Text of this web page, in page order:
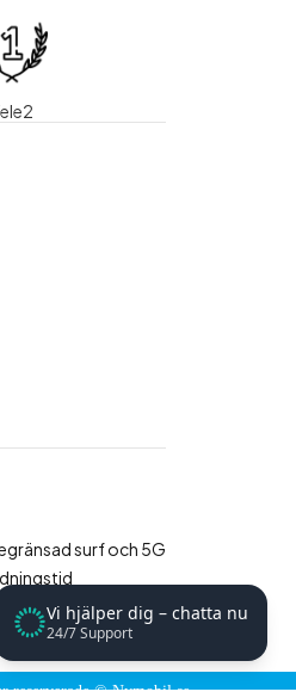
Vi hjälper dig – chatta nu
24/7 Support
surf och 5G
reserverade ©Nymobil.se